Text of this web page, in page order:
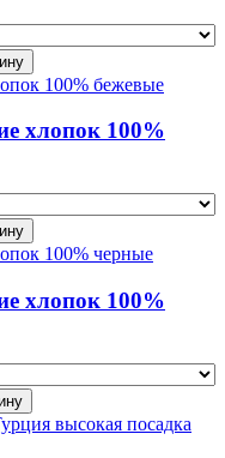
хлопок 100%
хлопок 100%